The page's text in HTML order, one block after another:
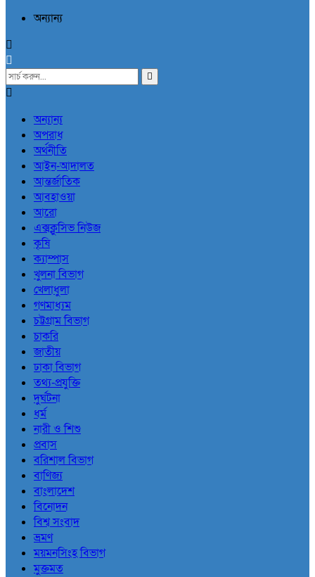
অন্যান্য
অন্যান্য
অপরাধ
অর্থনীতি
আইন-আদালত
আন্তর্জাতিক
আবহাওয়া
আরো
এক্সক্লুসিভ নিউজ
কৃষি
ক্যাম্পাস
খুলনা বিভাগ
খেলাধুলা
গণমাধ্যম
চট্টগ্রাম বিভাগ
চাকরি
জাতীয়
ঢাকা বিভাগ
তথ্য-প্রযুক্তি
দুর্ঘটনা
ধর্ম
নারী ও শিশু
প্রবাস
বরিশাল বিভাগ
বাণিজ্য
বাংলাদেশ
বিনোদন
বিশ্ব সংবাদ
ভ্রমণ
ময়মনসিংহ বিভাগ
মুক্তমত